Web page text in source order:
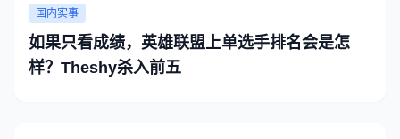
国内实事
如果只看成绩，英雄联盟上单选手排名会是怎
样？Theshy杀入前五